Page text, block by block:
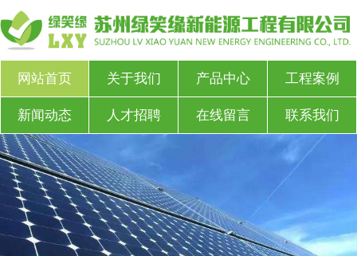
网站首页 关于我们 产品中心 工程案例
新闻动态 人才招聘 在线留言 联系我们